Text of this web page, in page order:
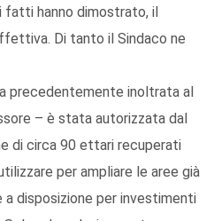
fatti hanno dimostrato, il
Di tanto il Sindaco ne
precedentemente inoltrata al
– è stata autorizzata dal
di circa 90 ettari recuperati
per ampliare le aree già
disposizione per investimenti